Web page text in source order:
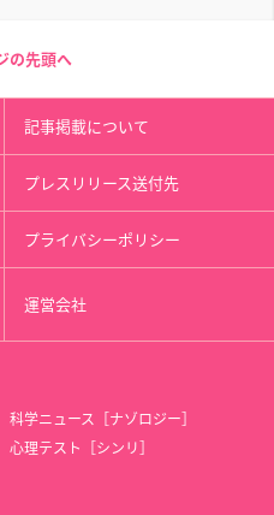
の先頭へ
記事掲載について
プレスリリース送付先
プライバシーポリシー
運営会社
科学ニュース［ナゾロジー］
心理テスト［シンリ］